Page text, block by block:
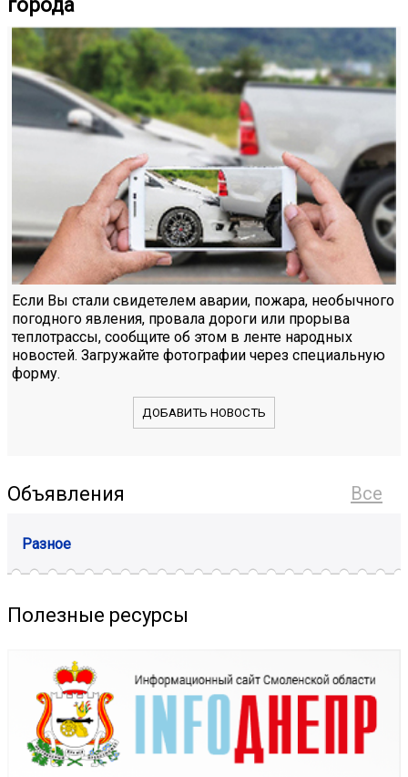
Если Вы стали свидетелем аварии, пожара, необычного
погодного явления, провала дороги или прорыва
теплотрассы, сообщите об этом в ленте народных
новостей. Загружайте фотографии через специальную
форму.
ДОБАВИТЬ НОВОСТЬ
Все
Объявления
Разное
Полезные ресурсы